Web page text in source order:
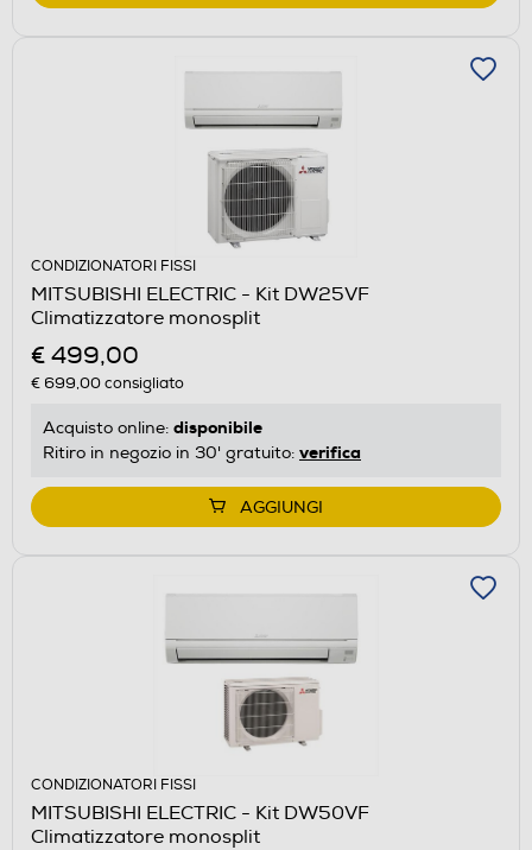
CONDIZIONATORI FISSI
MITSUBISHI ELECTRIC - Kit DW25VF
Climatizzatore monosplit
€ 499,00
€ 699,00consigliato
Acquisto online: disponibile
Ritiro in negozio in 30' gratuito: verifica
AGGIUNGI
CONDIZIONATORI FISSI
MITSUBISHI ELECTRIC - Kit DW50VF
Climatizzatore monosplit